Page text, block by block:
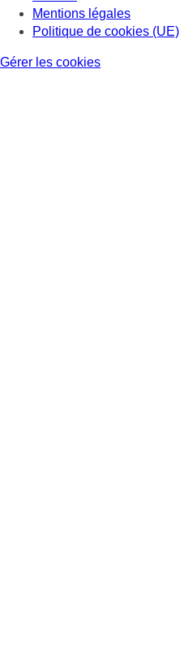
Mentions légales
Politique de cookies (UE)
Gérer les cookies